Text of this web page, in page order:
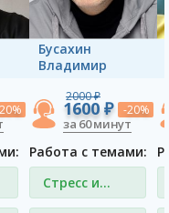
Бусахин
Владимир
2000 ₽
1600 ₽ -20%
за 60 минут
Работа с темами:
Стресс и
депрессия